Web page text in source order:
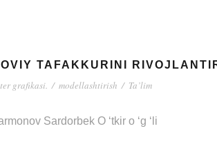
TAFAKKURINI
grafikasi. / modellashtirish / Ta’lim
Sardorbek O ‘tkir o ‘g ‘li